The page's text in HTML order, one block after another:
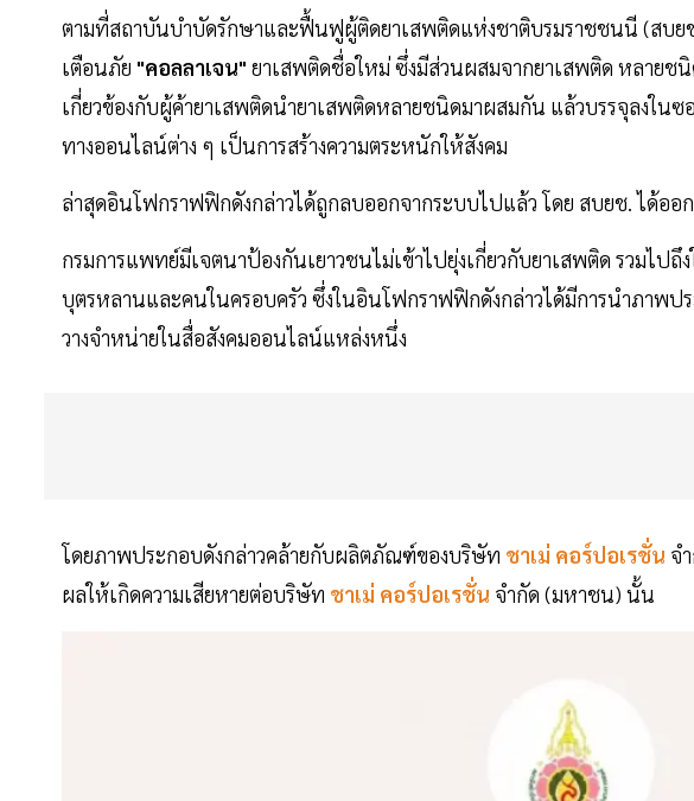
ตามที่สถาบันบำบัดรักษาและฟื้นฟูผู้ติดยาเสพติดแห่งชาติบรมราชชนนี (สบ
เตือนภัย "คอลลาเจน" ยาเสพติดชื่อใหม่ ซึ่งมีส่วนผสมจากยาเสพติด หลายช
เกี่ยวข้องกับผู้ค้ายาเสพติดนำยาเสพติดหลายชนิดมาผสมกัน แล้วบรรจุลงใน
ทางออนไลน์ต่าง ๆ เป็นการสร้างความตระหนักให้สังคม
ล่าสุดอินโฟกราฟฟิกดังกล่าวได้ถูกลบออกจากระบบไปแล้ว โดย สบยช. ได้ออ
กรมการแพทย์มีเจตนาป้องกันเยาวชนไม่เข้าไปยุ่งเกี่ยวกับยาเสพติด รวมไป
บุตรหลานและคนในครอบครัว ซึ่งในอินโฟกราฟฟิกดังกล่าวได้มีการนำภาพ
วางจำหน่ายในสื่อสังคมออนไลน์แหล่งหนึ่ง
โดยภาพประกอบดังกล่าวคล้ายกับผลิตภัณฑ์ของบริษัท ชาเม่ คอร์ปอเรชั่น จ
ผลให้เกิดความเสียหายต่อบริษัท ชาเม่ คอร์ปอเรชั่น จำกัด (มหาชน) นั้น